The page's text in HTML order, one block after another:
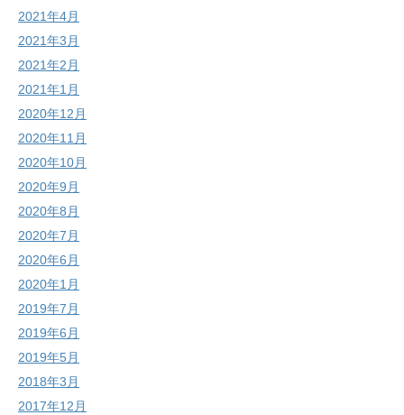
2021年4月
2021年3月
2021年2月
2021年1月
2020年12月
2020年11月
2020年10月
2020年9月
2020年8月
2020年7月
2020年6月
2020年1月
2019年7月
2019年6月
2019年5月
2018年3月
2017年12月